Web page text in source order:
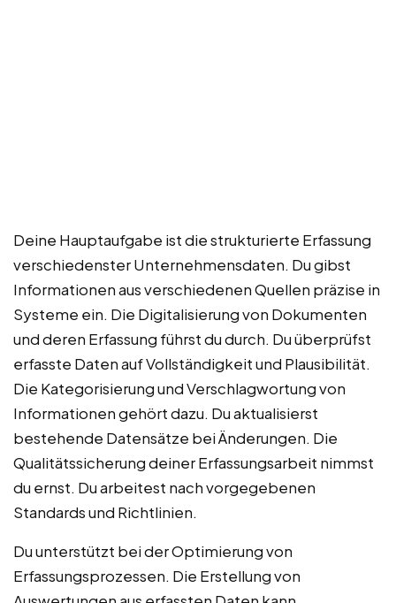
Deine Hauptaufgabe ist die strukturierte Erfassung
verschiedenster Unternehmensdaten. Du gibst
Informationen aus verschiedenen Quellen präzise in
Systeme ein. Die Digitalisierung von Dokumenten
und deren Erfassung führst du durch. Du überprüfst
erfasste Daten auf Vollständigkeit und Plausibilität.
Die Kategorisierung und Verschlagwortung von
Informationen gehört dazu. Du aktualisierst
bestehende Datensätze bei Änderungen. Die
Qualitätssicherung deiner Erfassungsarbeit nimmst
du ernst. Du arbeitest nach vorgegebenen
Standards und Richtlinien.
Du unterstützt bei der Optimierung von
Erfassungsprozessen. Die Erstellung von